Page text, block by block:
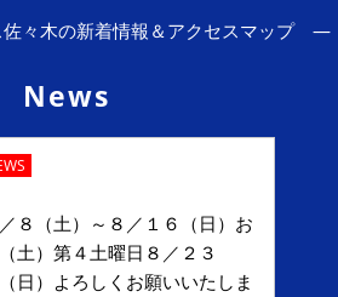
々木の新着情報＆アクセスマップ ―
News
８（土）～８／１６（日）お
土）第４土曜日８／２３
日）よろしくお願いいたしま